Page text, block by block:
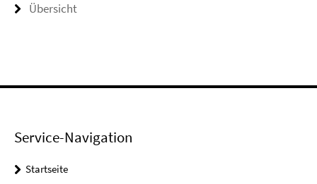
Übersicht
Service-Navigation
Startseite